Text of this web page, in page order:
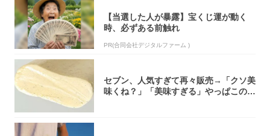
【当選した人が暴露】宝くじ運が動く
時、必ずある前触れ
PR(合同会社デジタルファーム )
セブン、人気すぎて再々販売→「クソ美
味くね？」「美味すぎる」やっぱこのク